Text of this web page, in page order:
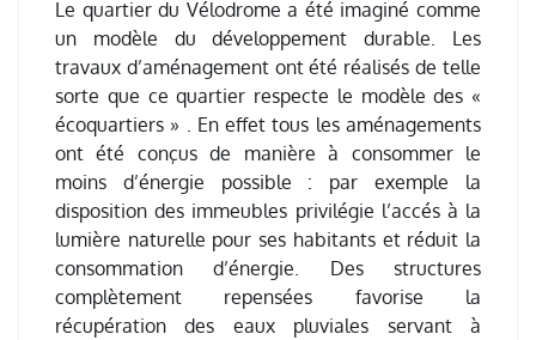
Le quartier du Vélodrome a été imaginé comme
un modèle du développement durable. Les
travaux d’aménagement ont été réalisés de telle
sorte que ce quartier respecte le modèle des «
écoquartiers » . En effet tous les aménagements
ont été conçus de manière à consommer le
moins d’énergie possible : par exemple la
disposition des immeubles privilégie l’accés à la
lumière naturelle pour ses habitants et réduit la
consommation d’énergie. Des structures
complètement repensées favorise la
récupération des eaux pluviales servant à